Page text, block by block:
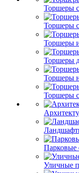
Торшеры
Торшеры
Торшеры
Торшеры
Торшеры
Торшеры
Парковые
Уличные